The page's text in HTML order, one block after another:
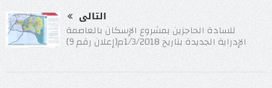
التالى
للسادة الحاجزين بمشروع الإسكان بالعاصمة
الإدراية الجديدة بتاريخ 1/3/2018م(إعلان رقم 9)